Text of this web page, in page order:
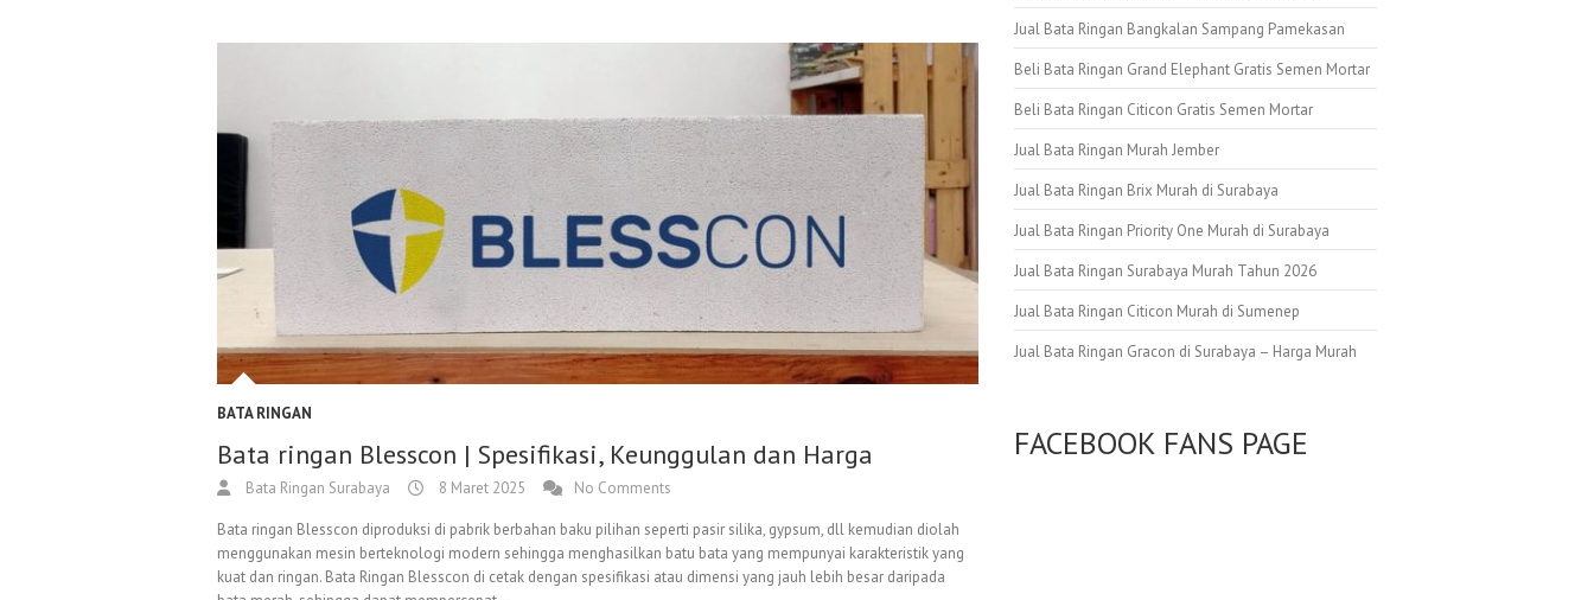
BATA RINGAN
Bata ringan Blesscon | Spesifikasi, Keunggulan dan Harga
Bata Ringan Surabaya 8 Maret 2025 No Comments
Bata ringan Blesscon diproduksi di pabrik berbahan baku pilihan seperti pasir silika, gypsum, dll kemudian diolah
menggunakan mesin berteknologi modern sehingga menghasilkan batu bata yang mempunyai karakteristik yang
kuat dan ringan. Bata Ringan Blesscon di cetak dengan spesifikasi atau dimensi yang jauh lebih besar daripada
Jual Bata Ringan Bangkalan Sampang Pamekasan
Beli Bata Ringan Grand Elephant Gratis Semen Mortar
Beli Bata Ringan Citicon Gratis Semen Mortar
Jual Bata Ringan Murah Jember
Jual Bata Ringan Brix Murah di Surabaya
Jual Bata Ringan Priority One Murah di Surabaya
Jual Bata Ringan Surabaya Murah Tahun 2026
Jual Bata Ringan Citicon Murah di Sumenep
Jual Bata Ringan Gracon di Surabaya – Harga Murah
FACEBOOK FANS PAGE